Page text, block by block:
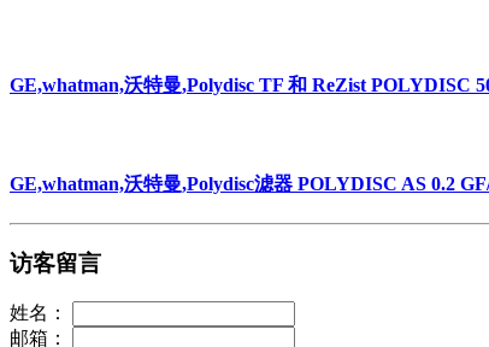
GE,whatman,沃特曼,Polydisc TF 和 ReZist POLYDISC
GE,whatman,沃特曼,Polydisc滤器 POLYDISC AS 0.2
访客留言
姓名：
邮箱：